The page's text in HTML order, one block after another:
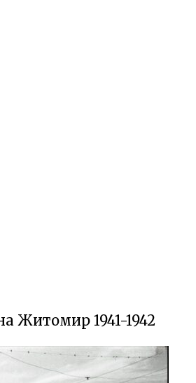
Житомир 1941-1942